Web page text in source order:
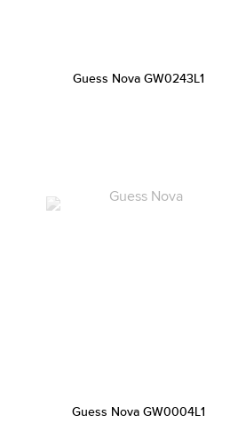
Guess Nova GW0243L1
Guess Nova GW0004L1